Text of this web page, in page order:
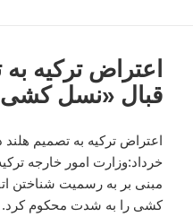
اعتراض ترکیه
قبال «نسل کشی
اعتراض ترکیه به تصمیم
خرداد:وزارت امور خارجه
کشی را به شدت محکوم کرد.